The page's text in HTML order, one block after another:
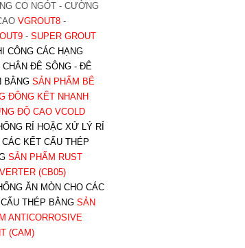
CO NGÓT - CƯỜNG
VGROUT8-
- SUPER GROUT
CÔNG CÁC HẠNG
CHÂN ĐÊ SÔNG - ĐÊ
BẰNG SẢN PHẨM BÊ
ĐÔNG KẾT NHANH
ĐỘ CAO VCOLD
RỈ HOẶC XỬ LÝ RỈ
CÁC KẾT CẤU THÉP
SẢN PHẨM RUST
(CB05)
ĂN MÒN CHO CÁC
THÉP BẰNG SẢN
ANTICORROSIVE
(CAM)